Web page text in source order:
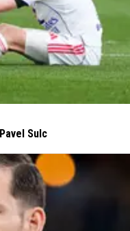
à 14:25
24 mai 2026 à 15:19
^^
Sulc